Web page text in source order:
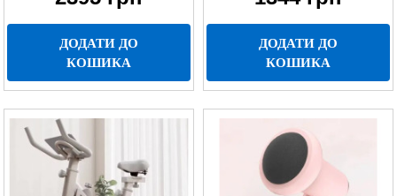
ДОДАТИ ДО
КОШИКА
ДОДАТИ ДО
КОШИКА